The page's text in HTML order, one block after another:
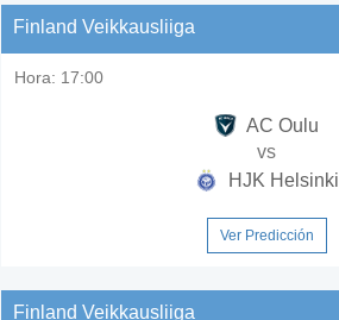
Finland Veikkausliiga
Hora: 17:00
AC Oulu
vs
HJK Helsinki
Ver Predicción
Finland Veikkausliiga